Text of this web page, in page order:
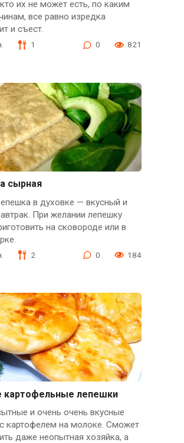
их не может есть, по каким
все равно изредка
и съест.
1 0 821
сырная
в духовке — вкусный и
При желании лепешку
на сковороде или в
2 0 184
лепешки
и очень очень вкусные
картофелем на молоке. Сможет
даже неопытная хозяйка, а